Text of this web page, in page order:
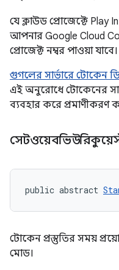
যে ক্লাউড প্রোজেক্টে
আপনার Google Cloud
প্রোজেক্ট নম্বর পাওয়া যাবে।
গুগলের সার্ভারে টোকেন
এই অনুরোধে টোকেনের
ব্যবহার করে প্রমাণীকরণ
public abstract
টোকেন প্রস্তুতির সময়
মোড।